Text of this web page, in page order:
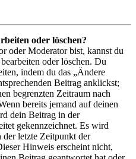
oder löschen?
oder Moderator bist, kannst du
oder löschen. Du
indem du das „Ändere
Beitrag anklickst;
begrenzten Zeitraum nach
bereits jemand auf deinen
dein Beitrag in der
gekennzeichnet. Es wird
letzte Zeitpunkt der
Hinweis erscheint nicht,